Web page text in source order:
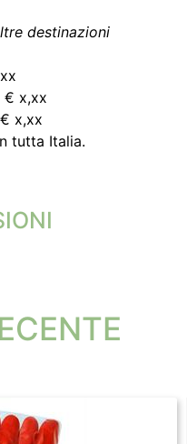
destinazioni
x,xx
x,xx
tutta Italia.